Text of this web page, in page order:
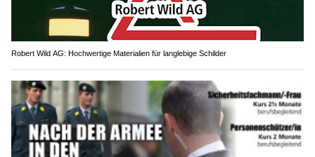
Robert Wild AG: Hochwertige Materialien für langlebige Schilder